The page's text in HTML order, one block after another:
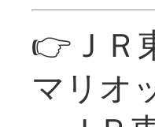
👉ＪＲ
マリオ